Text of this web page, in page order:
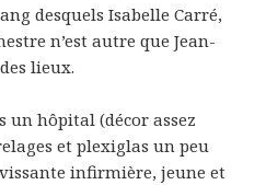
desquels Isabelle Carré,
n’est autre que Jean-
lieux.
un hôpital (décor assez
et plexiglas un peu
infirmière, jeune et